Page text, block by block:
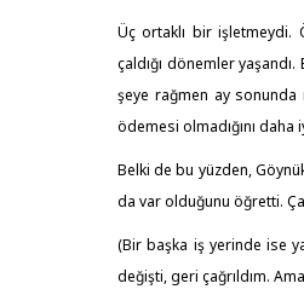
Üç ortaklı bir işletmeydi.
çaldığı dönemler
şeye rağmen ay sonunda
ödemesi olmadığını
Belki de bu yüzden,
da var olduğunu öğretti.
(Bir başka iş yerinde ise
değişti, geri çağrıldım.